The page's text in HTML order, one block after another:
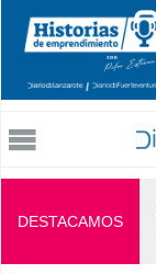
DESTACAMOS